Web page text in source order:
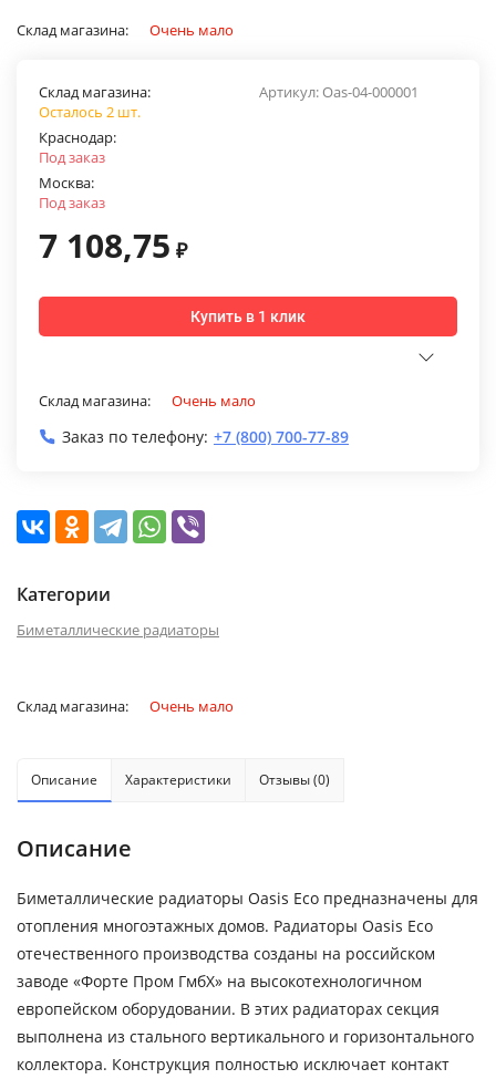
Склад магазина: Очень мало
Артикул:Oas-04-000001
Склад магазина:
Осталось 2 шт.
Краснодар:
Под заказ
Москва:
Под заказ
7 108,75 ₽
Купить в 1 клик
Склад магазина: Очень мало
Заказ по телефону: +7 (800) 700-77-89
Категории
Биметаллические радиаторы
Склад магазина: Очень мало
Описание Характеристики Отзывы (0)
Описание
Биметаллические радиаторы Oasis Eco предназначены для
отопления многоэтажных домов. Радиаторы Oasis Eco
отечественного производства созданы на российском
заводе «Форте Пром ГмбХ» на высокотехнологичном
европейском оборудовании. В этих радиаторах секция
выполнена из стального вертикального и горизонтального
коллектора. Конструкция полностью исключает контакт